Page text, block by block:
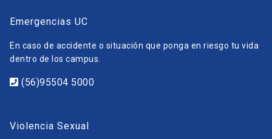
Emergencias UC
En caso de accidente o situación que ponga en riesgo tu vida
dentro de los campus.
(56)95504 5000
Violencia Sexual